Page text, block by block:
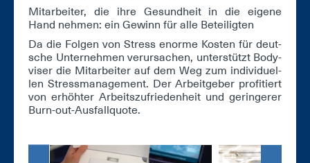
Mit­ar­bei­ter, die ih­re Ge­sund­heit in die ei­ge­ne
Hand neh­men: ein Ge­winn für al­le Be­tei­lig­ten
Da die Fol­gen von Stress enor­me Kos­ten für deut­
sche Un­ter­neh­men ver­ur­sa­chen, un­ter­stützt Bo­dy­
vi­ser die Mit­ar­bei­ter auf dem Weg zum in­di­vi­du­el­
len Stress­ma­nage­ment. Der Ar­beit­ge­ber pro­fi­tiert
von er­höh­ter Ar­beits­zu­frie­den­heit und ge­rin­ge­rer
Burn-out-Aus­fall­quo­te.